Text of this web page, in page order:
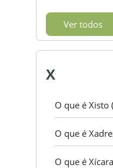
Ver todos
X
O que é Xisto
O que é
O que é